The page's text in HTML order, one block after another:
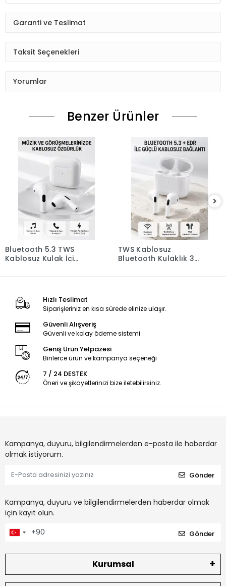
Garanti ve Teslimat
Taksit Seçenekleri
Yorumlar
Benzer Ürünler
Bluetooth 5.3 TWS
Kablosuz Kulak İçi
TWS Kablosuz
Bluetooth Kulaklık 3
Hızlı Teslimat
Siparişleriniz en kısa sürede elinize ulaşır.
Güvenli Alışveriş
Güvenli ve kolay ödeme sistemi
Geniş Ürün Yelpazesi
Binlerce ürün ve kampanya seçeneği
7 / 24 DESTEK
Öneri ve şikayetlerinizi bize iletebilirsiniz.
Kampanya, duyuru, bilgilendirmelerden e-posta ile haberdar
olmak istiyorum.
Gönder
Kampanya, duyuru ve bilgilendirmelerden haberdar olmak
için kayıt olun.
Gönder
Kurumsal